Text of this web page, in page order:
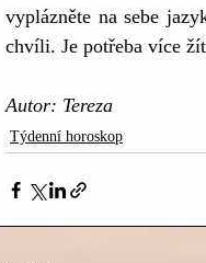
vyplázněte na sebe
chvíli. Je potřeba více
Autor: Tereza
Týdenní horoskop